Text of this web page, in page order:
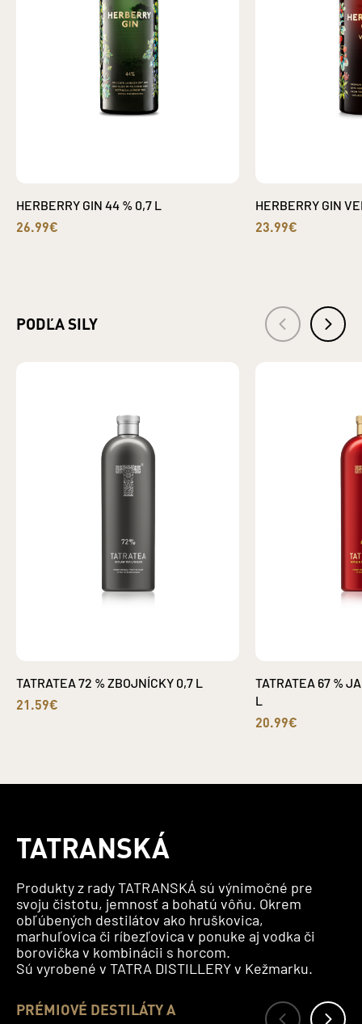
HERBERRY GIN 44 % 0,7 L
26.99€
HERBERRY GIN
23.99€
PODĽA SILY
TATRATEA 72 % ZBOJNÍCKY 0,7 L
21.59€
TATRATEA 67 %
L
20.99€
TATRANSKÁ
Produkty z rady TATRANSKÁ sú výnimočné pre
svoju čistotu, jemnosť a bohatú vôňu. Okrem
obľúbených destilátov ako hruškovica,
marhuľovica či ríbezľovica v ponuke aj vodka či
borovička v kombinácii s horcom.
Sú vyrobené v TATRA DISTILLERY v Kežmarku.
PRÉMIOVÉ DESTILÁTY A